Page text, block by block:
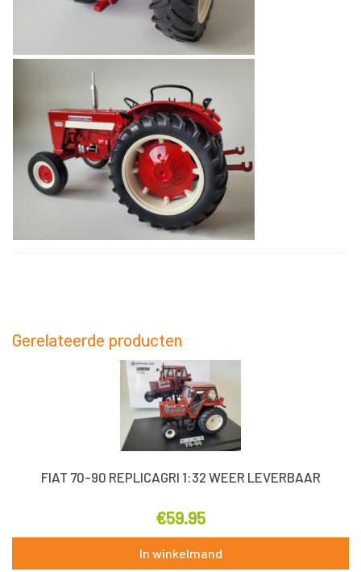
Gerelateerde producten
FIAT 70-90 REPLICAGRI 1:32 WEER LEVERBAAR
€59.95
In winkelmand